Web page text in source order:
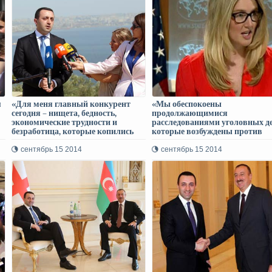
«Для меня главный конкурент
сегодня – нищета, бедность,
экономические трудности и
безработица, которые копились
Гарибашвили на интервью
бывшего премьер-министра
Бидзины Иванишвили
сентябрь 15 2014
«Мы обеспокоены
продолжающимися
расследованиями уголовных
которые возбуждены против
заявление Государственного
департамента США по поводу
сентябрь 15 2014